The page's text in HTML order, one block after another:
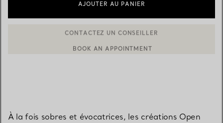
AJOUTER AU PANIER
À la fois sobres et évocatrices, les créations Open